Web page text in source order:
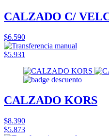
CALZADO C/
$6.590
$5.931
CALZADO KORS
$8.390
$5.873